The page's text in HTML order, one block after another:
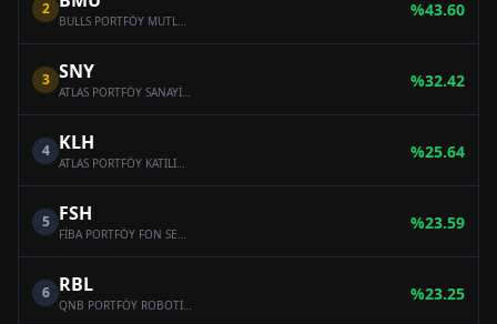
2
BULLS PORTFÖY MUTLAK GETİRİ HEDEFLİ HİSSE SENEDİ SERBEST FON (HİSSE SENEDİ YOĞUN FON)
%43.60
3 SNY
ATLAS PORTFÖY SANAYİ SEKTÖRÜ HİSSE SENEDİ SERBEST FON (HİSSE SENEDİ YOĞUN FON)
%32.42
4 KLH
ATLAS PORTFÖY KATILIM HİSSE SENEDİ SERBEST FON (HİSSE SENEDİ YOĞUN FON)
%25.64
5 FSH
FİBA PORTFÖY FON SEPETİ SERBEST FON
%23.59
6 RBL
QNB PORTFÖY ROBOTİK VE BLOCKCHAİN TEKNOLOJİLERİ SERBEST FON
%23.25